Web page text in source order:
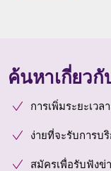
ค้นหาเกี่ยวกั
การเพิ่มระยะเว
ง่ายที่จะรับการบ
สมัครเพื่อรับฟัง